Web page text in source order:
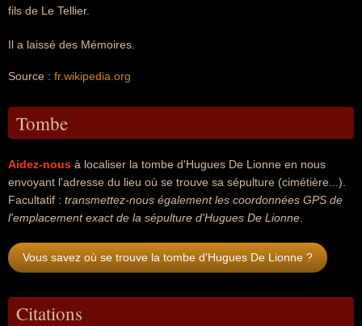
fils de Le Tellier.
Il a laissé des Mémoires.
Source : fr.wikipedia.org
Tombe
Aidez-nous à localiser la tombe d'Hugues De Lionne en nous
envoyant l'adresse du lieu où se trouve sa sépulture (cimétière...).
Facultatif : transmettez-nous également les coordonnées GPS de
l'emplacement exact de la sépulture d'Hugues De Lionne
Vous savez où se trouve la tombe d'Hugues De Lionne ?
Citations